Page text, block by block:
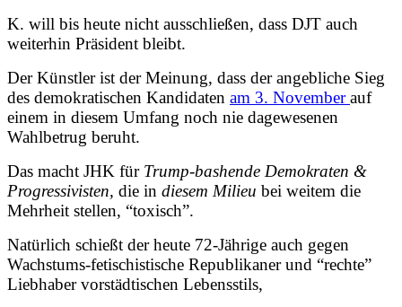
K. will bis heute nicht ausschließen, dass DJT auch
weiterhin Präsident bleibt.
Der Künstler ist der Meinung, dass der angebliche Sieg
des demokratischen Kandidaten am 3. Novemberauf
einem in diesem Umfang noch nie dagewesenen
Wahlbetrug beruht.
Das macht JHK für Trump-bashende Demokraten &
Progressivisten, die in diesem Milieu bei weitem die
Mehrheit stellen, “toxisch”.
Natürlich schießt der heute 72-Jährige auch gegen
Wachstums-fetischistische Republikaner und “rechte”
Liebhaber vorstädtischen Lebensstils,